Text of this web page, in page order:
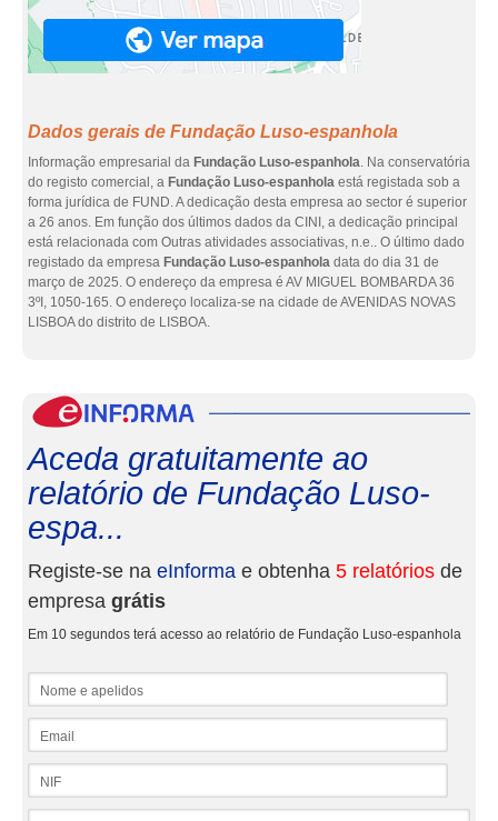
Dados gerais de Fundação Luso-espanhola
Informação empresarial da Fundação Luso-espanhola. Na conservatória
do registo comercial, a Fundação Luso-espanhola está registada sob a
forma jurídica de FUND. A dedicação desta empresa ao sector é superior
a 26 anos. Em função dos últimos dados da CINI, a dedicação principal
está relacionada com Outras atividades associativas, n.e.. O último dado
registado da empresa Fundação Luso-espanhola data do dia 31 de
março de 2025. O endereço da empresa é AV MIGUEL BOMBARDA 36
3ºI, 1050-165. O endereço localiza-se na cidade de AVENIDAS NOVAS
LISBOA do distrito de LISBOA.
Aceda gratuitamente ao
relatório de Fundação Luso-
espa...
Registe-se na eInforma e obtenha 5 relatórios de
empresa grátis
Em 10 segundos terá acesso ao relatório de Fundação Luso-espanhola